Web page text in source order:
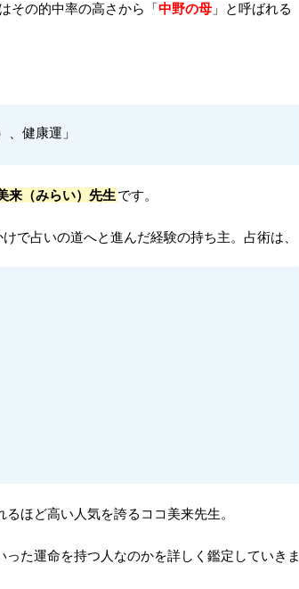
その的中率の高さから「中野の母 」と呼ばれる
、健康運」
来（みらい）先生 です。
で占いの道へと進んだ経験の持ち主。占術は、
ほど高い人気を誇るココ美来先生。
た運命を持つ人なのかを詳しく鑑定していきま